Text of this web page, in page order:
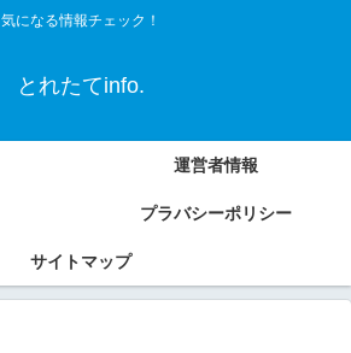
気になる情報チェック！
とれたてinfo.
運営者情報
プラバシーポリシー
サイトマップ